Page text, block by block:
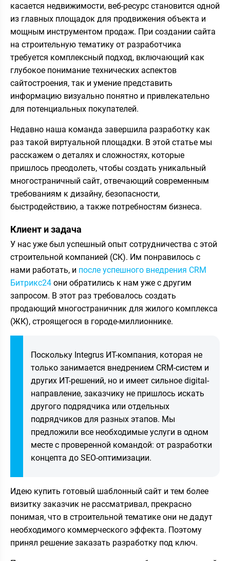
касается недвижимости, веб-ресурс становится одной
из главных площадок для продвижения объекта и
мощным инструментом продаж. При создании сайта
на строительную тематику от разработчика
требуется комплексный подход, включающий как
глубокое понимание технических аспектов
сайтостроения, так и умение представить
информацию визуально понятно и привлекательно
для потенциальных покупателей.
Недавно наша команда завершила разработку как
раз такой виртуальной площадки. В этой статье мы
расскажем о деталях и сложностях, которые
пришлось преодолеть, чтобы создать уникальный
многостраничный сайт, отвечающий современным
требованиям к дизайну, безопасности,
быстродействию, а также потребностям бизнеса.
Клиент и задача
У нас уже был успешный опыт сотрудничества с этой
строительной компанией (СК). Им понравилось с
нами работать, и после успешного внедрения CRM
Битрикс24 они обратились к нам уже с другим
запросом. В этот раз требовалось создать
продающий многостраничник для жилого комплекса
(ЖК), строящегося в городе-миллионнике.
Поскольку Integrus ИТ-компания, которая не
только занимается внедрением CRM-систем и
других ИТ-решений, но и имеет сильное digital-
направление, заказчику не пришлось искать
другого подрядчика или отдельных
подрядчиков для разных этапов. Мы
предложили все необходимые услуги в одном
месте с проверенной командой: от разработки
концепта до SEO-оптимизации.
Идею купить готовый шаблонный сайт и тем более
визитку заказчик не рассматривал, прекрасно
понимая, что в строительной тематике они не дадут
необходимого коммерческого эффекта. Поэтому
принял решение заказать разработку под ключ.